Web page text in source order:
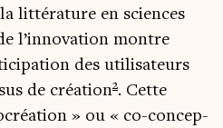
lit­té­ra­ture en sciences
l’innovation montre
des uti­li­sa­teurs
de créa­tion2. Cette
» ou « co-concep­